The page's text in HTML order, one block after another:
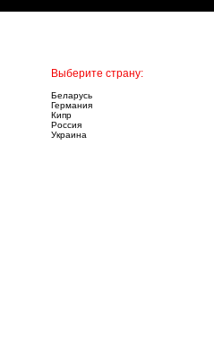
Выберите страну:
Беларусь
Германия
Кипр
Россия
Украина